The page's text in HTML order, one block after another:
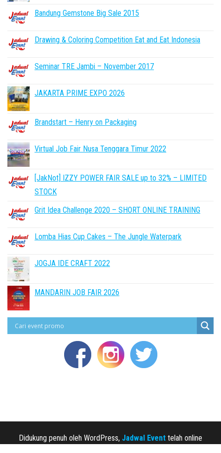
Bandung Gemstone Big Sale 2015
Drawing & Coloring Competition Eat and Eat Indonesia
Seminar TRE Jambi – November 2017
JAKARTA PRIME EXPO 2026
Brandstart – Henry on Packaging
Virtual Job Fair Nusa Tenggara Timur 2022
[JakNot] IZZY POWER FAIR SALE up to 32% – LIMITED
STOCK
Grit Idea Challenge 2020 – SHORT ONLINE TRAINING
Lomba Hias Cup Cakes – The Jungle Waterpark
JOGJA IDE CRAFT 2022
MANDARIN JOB FAIR 2026
Didukung penuh oleh WordPress, Jadwal Event telah online